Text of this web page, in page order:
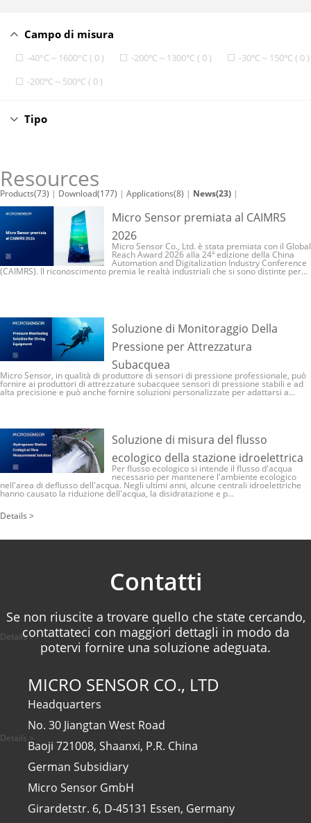
Campo di misura
-40°C～1600°C ( 0 ) -200℃～1300℃ ( 0 )
-30℃～150℃ ( 0 )
-200℃～500℃ ( 0 )
Tipo
Resources
Products(73) | Download(177) | Applications(8) | News(23) |
Micro Sensor premiata al CAIMRS
2026
Micro Sensor Co., Ltd. è stata premiata con il Global
Reach Award 2026 alla 24ª edizione della China
Automation and Digitalization Industry Conference
(CAIMRS). Il riconoscimento premia le realtà industriali che si sono distinte per...
Details >
Soluzione di Monitoraggio Della
Pressione per Attrezzatura
Subacquea
Micro Sensor, in qualità di produttore di sensori di pressione professionale, può
fornire ai produttori di attrezzature subacquee sensori di pressione stabili e ad
alta precisione e può anche fornire soluzioni personalizzate per adattarsi a...
Details >
Soluzione di misura del flusso
ecologico della stazione idroelettrica
Per flusso ecologico si intende il flusso d'acqua
necessario per mantenere l'ambiente ecologico
nell'area di deflusso dell'acqua. Negli ultimi anni, alcune centrali idroelettriche
hanno causato la riduzione dell'acqua, la disidratazione e p...
Details >
Contatti
Se non riuscite a trovare quello che state cercando,
contattateci con maggiori dettagli in modo da
potervi fornire una soluzione adeguata.
MICRO SENSOR CO., LTD
Headquarters
No. 30 Jiangtan West Road
Baoji 721008, Shaanxi, P.R. China
German Subsidiary
Micro Sensor GmbH
Girardetstr. 6, D-45131 Essen, Germany